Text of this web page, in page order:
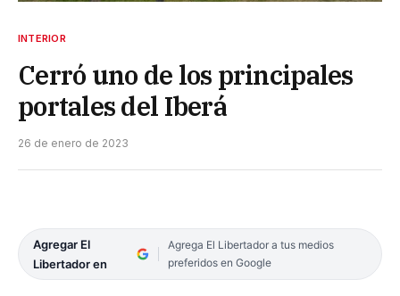
INTERIOR
Cerró uno de los principales
portales del Iberá
26 de enero de 2023
Agregar El
Libertador en
Agrega El Libertador a tus medios
preferidos en Google